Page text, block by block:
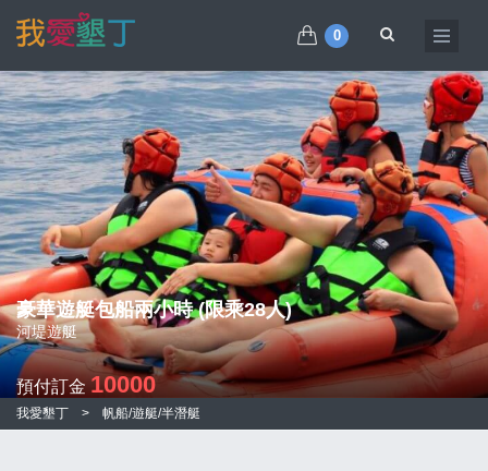
0
豪華遊艇包船兩小時 (限乘28人)
河堤遊艇
預付訂金 10000
我愛墾丁 > 帆船/遊艇/半潛艇